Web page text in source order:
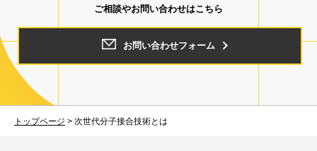
ご相談やお問い合わせはこちら
お問い合わせフォーム
トップページ > 次世代分子接合技術とは